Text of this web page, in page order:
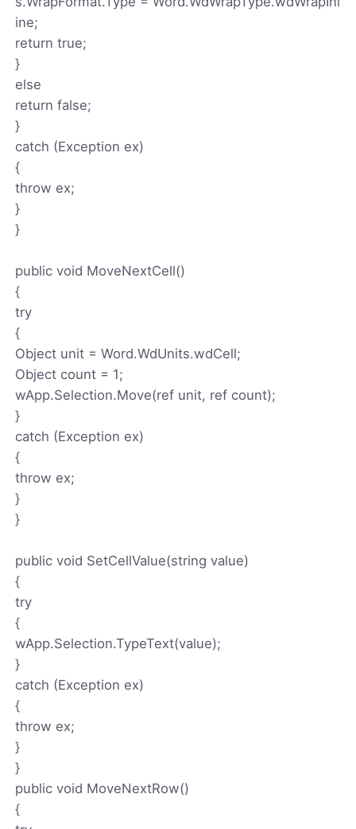
ine;
return true;
}
else
return false;
}
catch (Exception ex)
{
throw ex;
}
}
public void MoveNextCell()
{
try
{
Object unit = Word.WdUnits.wdCell;
Object count = 1;
wApp.Selection.Move(ref unit, ref count);
}
catch (Exception ex)
{
throw ex;
}
}
public void SetCellValue(string value)
{
try
{
wApp.Selection.TypeText(value);
}
catch (Exception ex)
{
throw ex;
}
}
public void MoveNextRow()
{